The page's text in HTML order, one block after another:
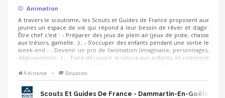
Animation
A travers le scoutisme, les Scouts et Guides de France proposent aux
jeunes un espace de vie qui répond à leur besoin de rêver et d'agir.
Être chef c'est : - Préparer des jeux de plein air (jeux de piste, chasse
aux trésors, gamelle…) ; - S’occuper des enfants pendant une sortie le
week-end ; - Devenir un pro de l’animation (imaginaire, personnages,
déguisements…) ; - Faire découvrir la nature aux enfants, et comment
instant.
À distance • Éducation
Scouts Et Guides De France - Dammartin-En-Goële